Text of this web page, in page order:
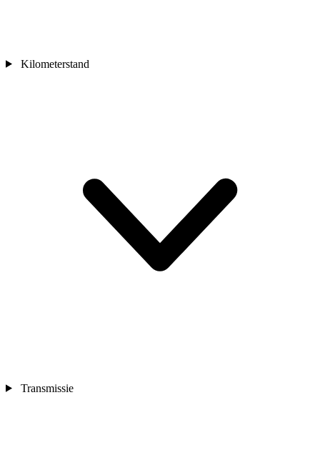
Kilometerstand
Transmissie